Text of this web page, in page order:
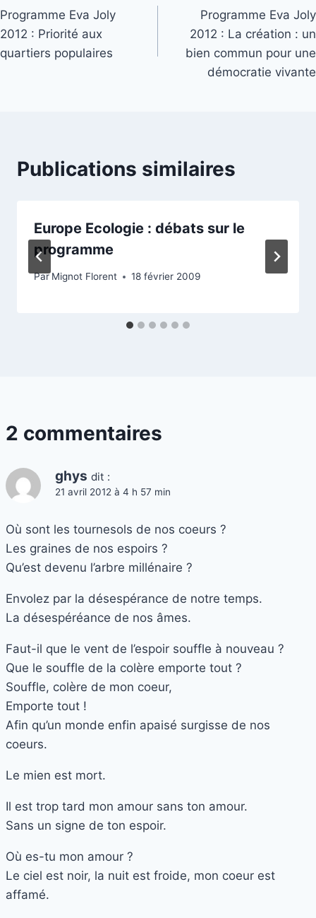
de
l’article
Programme Eva Joly
2012 : Priorité aux
quartiers populaires
Programme Eva Joly
2012 : La création : un
bien commun pour une
démocratie vivante
Publications similaires
Europe Ecologie : débats sur le
programme
Par Mignot Florent 18 février 2009
2 commentaires
ghys dit :
21 avril 2012 à 4 h 57 min
Où sont les tournesols de nos coeurs ?
Les graines de nos espoirs ?
Qu’est devenu l’arbre millénaire ?
Envolez par la désespérance de notre temps.
La désespéréance de nos âmes.
Faut-il que le vent de l’espoir souffle à nouveau ?
Que le souffle de la colère emporte tout ?
Souffle, colère de mon coeur,
Emporte tout !
Afin qu’un monde enfin apaisé surgisse de nos
coeurs.
Le mien est mort.
Il est trop tard mon amour sans ton amour.
Sans un signe de ton espoir.
Où es-tu mon amour ?
Le ciel est noir, la nuit est froide, mon coeur est
affamé.